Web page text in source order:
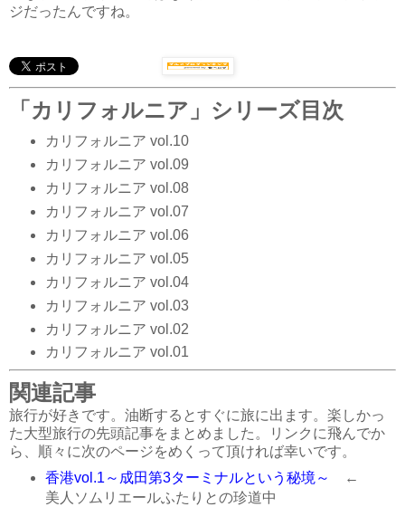
ジだったんですね。
「カリフォルニア」シリーズ目次
カリフォルニア vol.10
カリフォルニア vol.09
カリフォルニア vol.08
カリフォルニア vol.07
カリフォルニア vol.06
カリフォルニア vol.05
カリフォルニア vol.04
カリフォルニア vol.03
カリフォルニア vol.02
カリフォルニア vol.01
関連記事
旅行が好きです。油断するとすぐに旅に出ます。楽しかっ
た大型旅行の先頭記事をまとめました。リンクに飛んでか
ら、順々に次のページをめくって頂ければ幸いです。
香港vol.1～成田第3ターミナルという秘境～
←
美人ソムリエールふたりとの珍道中